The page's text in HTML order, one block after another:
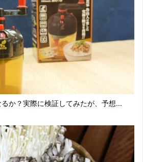
か？実際に検証してみたが、予想...